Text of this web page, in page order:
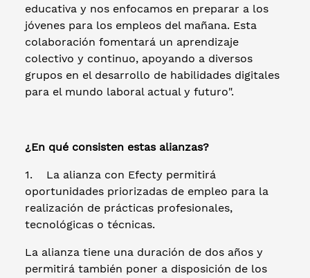
educativa y nos enfocamos en preparar a los
jóvenes para los empleos del mañana. Esta
colaboración fomentará un aprendizaje
colectivo y continuo, apoyando a diversos
grupos en el desarrollo de habilidades digitales
para el mundo laboral actual y futuro".
¿En qué consisten estas alianzas?
1. La alianza con Efecty permitirá
oportunidades priorizadas de empleo para la
realización de prácticas profesionales,
tecnológicas o técnicas.
La alianza tiene una duración de dos años y
permitirá también poner a disposición de los